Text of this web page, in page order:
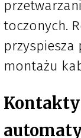
toczonych.
przyspiesza
montażu
Kontakty